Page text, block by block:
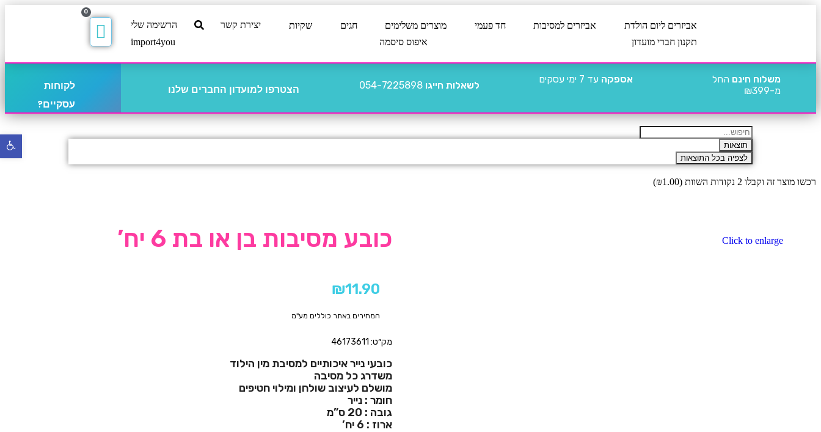
אביזרים ליום הולדת אביזרים למסיבות חד פעמי מוצרים משלימים חגים שקיות יצירת קשר
הרשימה שלי
תקנון חברי מועדון
איפוס סיסמה import4you
0
משלוח חינם החל
מ-₪399
אספקה עד 7 ימי עסקים
לשאלות חייגו 054-7225898 הצטרפו למועדון החברים שלנו
לקוחות
עסקיים?
תוצאות
לצפיה בכל התוצאות
רכשו מוצר זה וקבלו 2 נקודות השוות ( ₪1.00
)
Click to enlarge כובע מסיבות בן או בת 6 יח’
₪11.90
המחירים באתר כוללים מע"מ
מק״ט: 46173611
כובעי נייר איכותיים למסיבת מין הילוד
משדרג כל מסיבה
מושלם לעיצוב שולחן ומילוי חטיפים
חומר : נייר
גובה : 20 ס”מ
ארוז : 6 יח’
פתח